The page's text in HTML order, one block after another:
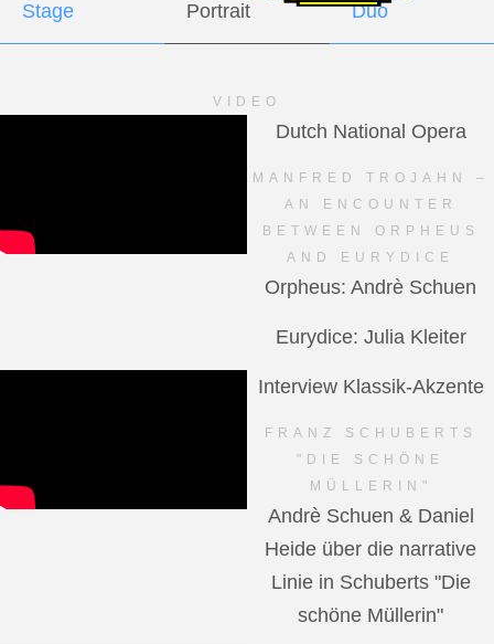
Stage Portrait Duo
VIDEO
Dutch National Opera
MANFRED TROJAHN –
AN ENCOUNTER
BETWEEN ORPHEUS
AND EURYDICE
Orpheus: Andrè Schuen
Eurydice: Julia Kleiter
Interview Klassik-Akzente
FRANZ SCHUBERTS
"DIE SCHÖNE
MÜLLERIN"
Andrè Schuen & Daniel
Heide über die narrative
Linie in Schuberts "Die
schöne Müllerin"